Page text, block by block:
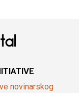
novinarskog